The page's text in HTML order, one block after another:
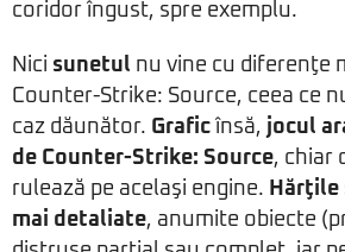
coridor îngust, spre exemplu.
Nici sunetul nu vine cu diferenţe
Counter-Strike: Source, ceea ce
caz dăunător. Grafic însă, jocul
de Counter-Strike: Source, chiar
rulează pe acelaşi engine. Hărţile
mai detaliate, anumite obiecte